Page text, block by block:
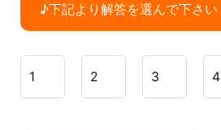
♪下記より解答を選んで下さい
1 2 3 4